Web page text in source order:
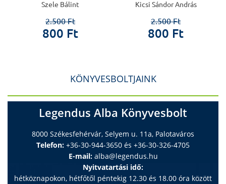
Szele Bálint
2.500 Ft
800 Ft
Kicsi Sándor András
2.500 Ft
800 Ft
KÖNYVESBOLTJAINK
Legendus Alba Könyvesbolt
8000 Székesfehérvár, Selyem u. 11a, Palotaváros
Telefon: +36-30-944-3650 és +36-30-326-4705
E-mail: alba@legendus.hu
Nyitvatartási idő:
hétköznapokon, hétfőtől péntekig 12.30 és 18.00 óra között